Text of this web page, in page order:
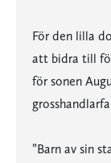
För den lilla
att bidra till
för sonen
”Barn av sin